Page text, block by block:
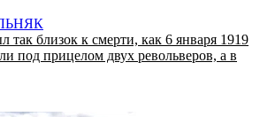
так близок к смерти, как 6 января 1919
под прицелом двух револьверов, а в